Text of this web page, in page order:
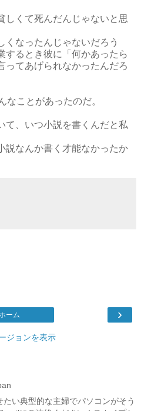
くて死んだんじゃないと思
なったんじゃないだろう
るとき彼に「何かあったら
ってあげられなかったんだろ
ことがあったのだ。
、いつ小説を書くんだと私
なんか書く才能なかったか
›
ホーム
ジョンを表示
たい典型的な主婦でパソコンがそう